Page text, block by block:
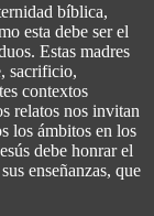
bíblica,
esta debe ser el
Estas madres
sacrificio,
contextos
relatos nos invitan
los ámbitos en los
debe honrar el
enseñanzas, que